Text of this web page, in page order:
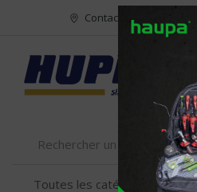
Vers le content Contact